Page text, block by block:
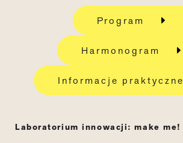
Program
Harmonogram
Informacje praktyczne
Laboratorium innowacji: make me!